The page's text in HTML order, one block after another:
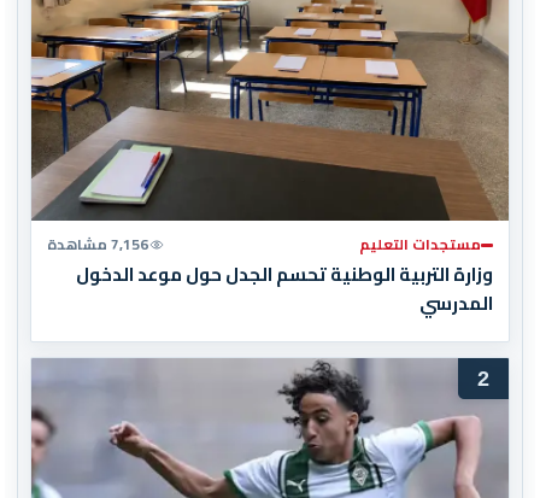
مستجدات التعليم 7,156 مشاهدة
وزارة التربية الوطنية تحسم الجدل حول موعد الدخول
المدرسي
2